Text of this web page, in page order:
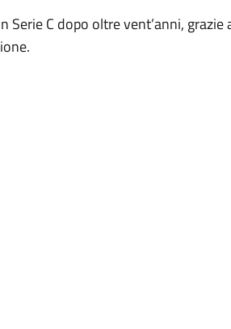
C dopo oltre vent’anni, grazie